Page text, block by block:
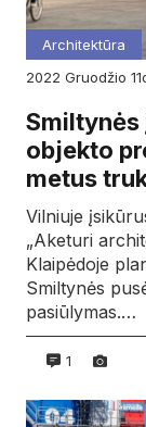
Architektūra
2022
gruodžio
objekto
metus
Vilniuje
„Aketuri
Klaipėdoje
Smiltynės
pasiūlymas.…
1